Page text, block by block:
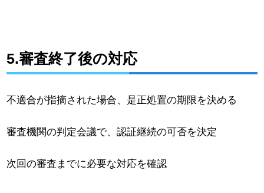
5.審査終了後の対応
不適合が指摘された場合、是正処置の期限を決める
審査機関の判定会議で、認証継続の可否を決定
次回の審査までに必要な対応を確認